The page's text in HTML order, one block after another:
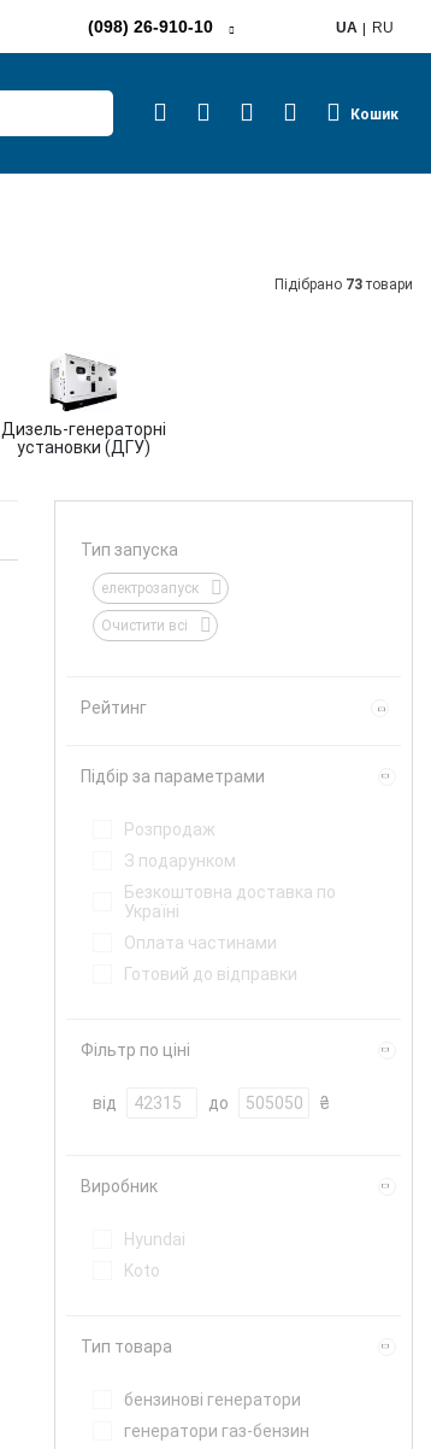
(098) 26-910-10 UA RU
Кошик
Підібрано 73товари
Дизель-генераторні
установки (ДГУ)
Тип запуска
електрозапуск
Очистити всі
Рейтинг
Підбір за параметрами
Розпродаж
З подарунком
Безкоштовна доставка по
Україні
Оплата частинами
Готовий до відправки
Фільтр по ціні
від до ₴
Виробник
Hyundai
Koto
Тип товара
бензинові генератори
генератори газ-бензин